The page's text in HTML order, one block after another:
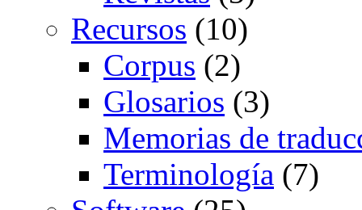
Recursos (10)
Corpus (2)
Glosarios (3)
Memorias de
Terminología (7)